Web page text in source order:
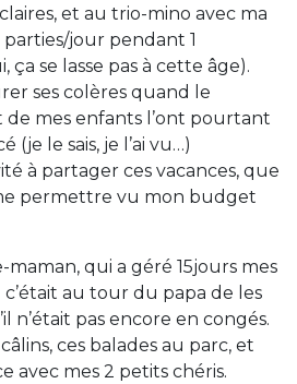
et au trio-mino avec ma
jour pendant 1
ça se lasse pas à cette âge).
ses colères quand le
mes enfants l’ont pourtant
(je le sais, je l’ai vu…)
à partager ces vacances, que
permettre vu mon budget
maman, qui a géré 15jours mes
au tour du papa de les
n’était pas encore en congés.
ces balades au parc, et
avec mes 2 petits chéris.